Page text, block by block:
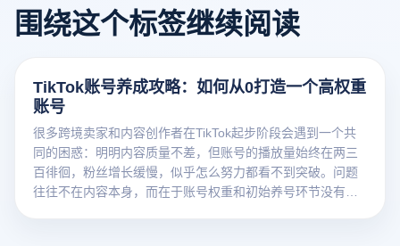
围绕这个标签继续阅读
TikTok账号养成攻略：如何从0打造一个高权重
账号
很多跨境卖家和内容创作者在TikTok起步阶段会遇到一个共
同的困惑：明明内容质量不差，但账号的播放量始终在两三
百徘徊，粉丝增长缓慢，似乎怎么努力都看不到突破。问题
往往不在内容本身，而在于账号权重和初始养号环节没有做